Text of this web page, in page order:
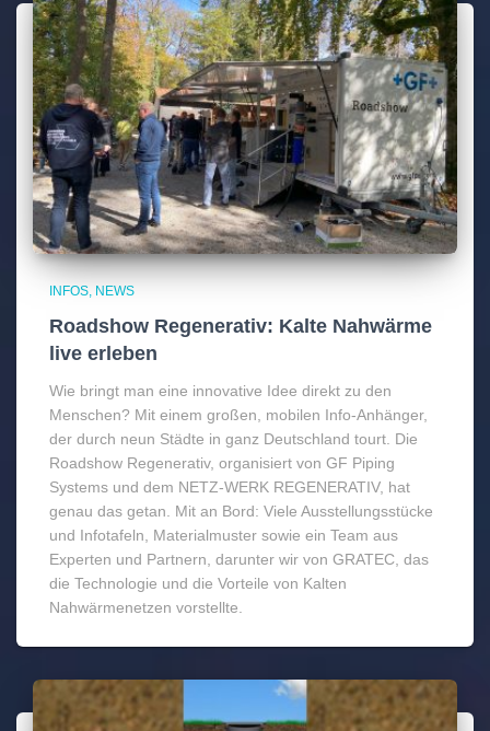
INFOS NEWS
Roadshow Regenerativ: Kalte Nahwärme
live erleben
Wie bringt man eine innovative Idee direkt zu den
Menschen? Mit einem großen, mobilen Info-Anhänger,
der durch neun Städte in ganz Deutschland tourt. Die
Roadshow Regenerativ, organisiert von GF Piping
Systems und dem NETZ-WERK REGENERATIV, hat
genau das getan. Mit an Bord: Viele Ausstellungsstücke
und Infotafeln, Materialmuster sowie ein Team aus
Experten und Partnern, darunter wir von GRATEC, das
die Technologie und die Vorteile von Kalten
Nahwärmenetzen vorstellte.